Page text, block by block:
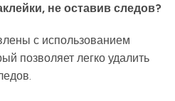
не оставив следов?
с использованием
позволяет легко удалить